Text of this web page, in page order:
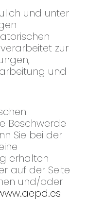
und unter
zur
und
Beschwerde
Sie bei der
erhalten
auf der Seite
und/oder